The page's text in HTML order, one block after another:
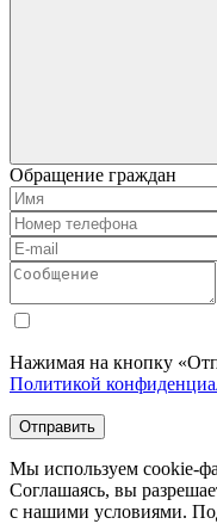
Обращение граждан
Нажимая на кнопку
Политикой
Отправить
Мы используем cookie-
Соглашаясь, вы
с нашими условиями.